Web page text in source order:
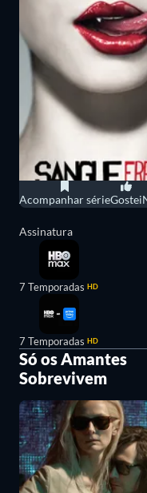
Drácula de
Drácula, um líder e
século XV, rejeita a
enterrar sua amada
suicídio, que foi
ele estava morto.
como um morto-
advogado que a
perdido. Ele deixa o
"noivas" e viaja
da mulher que amou
de Bram Stoker
Sede de Sangue
EmSede de Sangue,
se voluntaria para
visando combater
acaba sendo
Acompanhar sérieGostei
Assinatura
7 Temporadas HD
7 Temporadas HD
Só os Amantes
Sobrevivem